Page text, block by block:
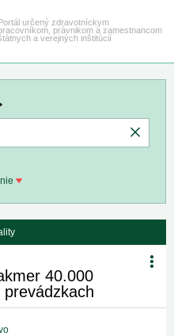
určený zdravotníckym
právnikom a zamestnancom
a verejných inštitúcií
40.000